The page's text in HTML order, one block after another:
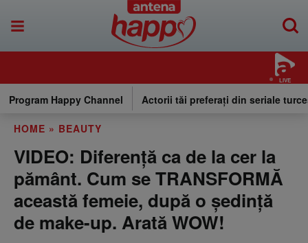
LIVE
Program Happy Channel Actorii tăi preferați din seriale
HOME » BEAUTY
VIDEO: Diferență ca de la cer la
pământ. Cum se TRANSFORMĂ
această femeie, după o ședință
de make-up. Arată WOW!